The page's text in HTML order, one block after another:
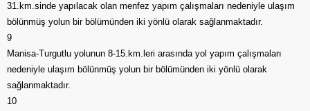
31.km.sinde yapılacak olan menfez yapım çalışmaları nedeniyle ulaşım
bölünmüş yolun bir bölümünden iki yönlü olarak sağlanmaktadır.
9
Manisa-Turgutlu yolunun 8-15.km.leri arasında yol yapım çalışmaları
nedeniyle ulaşım bölünmüş yolun bir bölümünden iki yönlü olarak
sağlanmaktadır.
10